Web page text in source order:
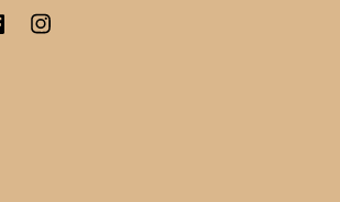
Facebook